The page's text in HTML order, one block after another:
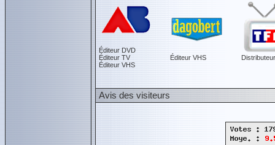
Éditeur DVD
Éditeur TV
Éditeur VHS
Éditeur VHS
Avis des visiteurs